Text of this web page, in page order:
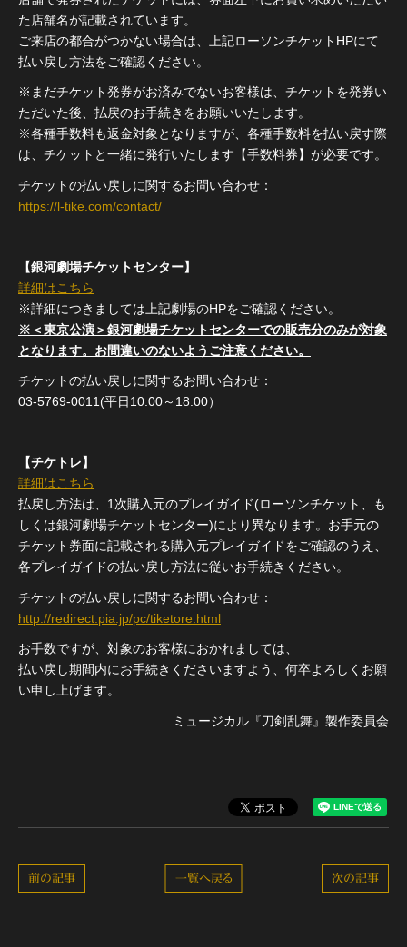
た店舗名が記載されています。
ご来店の都合がつかない場合は、上記ローソンチケットHPにて
払い戻し方法をご確認ください。
※まだチケット発券がお済みでないお客様は、チケットを発券い
ただいた後、払戻のお手続きをお願いいたします。
※各種手数料も返金対象となりますが、各種手数料を払い戻す際
は、チケットと一緒に発行いたします【手数料券】が必要です。
チケットの払い戻しに関するお問い合わせ：
https://l-tike.com/contact/
【銀河劇場チケットセンター】
詳細はこちら
※詳細につきましては上記劇場のHPをご確認ください。
※＜東京公演＞銀河劇場チケットセンターでの販売分のみが対象
となります。お間違いのないようご注意ください。
チケットの払い戻しに関するお問い合わせ：
03-5769-0011(平日10:00～18:00）
【チケトレ】
詳細はこちら
払戻し方法は、1次購入元のプレイガイド(ローソンチケット、も
しくは銀河劇場チケットセンター)により異なります。お手元の
チケット券面に記載される購入元プレイガイドをご確認のうえ、
各プレイガイドの払い戻し方法に従いお手続きください。
チケットの払い戻しに関するお問い合わせ：
http://redirect.pia.jp/pc/tiketore.html
お手数ですが、対象のお客様におかれましては、
払い戻し期間内にお手続きくださいますよう、何卒よろしくお願
い申し上げます。
ミュージカル『刀剣乱舞』製作委員会
次の記事
一覧へ戻る
前の記事